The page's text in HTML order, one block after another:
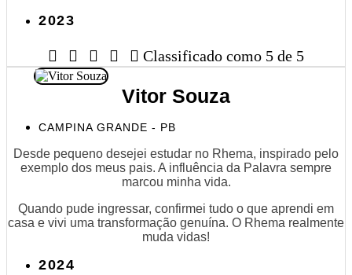
2023
     Classificado como 5 de 5
Vitor Souza
CAMPINA GRANDE - PB
Desde pequeno desejei estudar no Rhema, inspirado pelo
exemplo dos meus pais. A influência da Palavra sempre
marcou minha vida.
Quando pude ingressar, confirmei tudo o que aprendi em
casa e vivi uma transformação genuína. O Rhema realmente
muda vidas!
2024